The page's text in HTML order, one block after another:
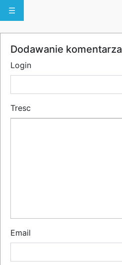
☰
Dodawanie komentarza
Login
Tresc
Email